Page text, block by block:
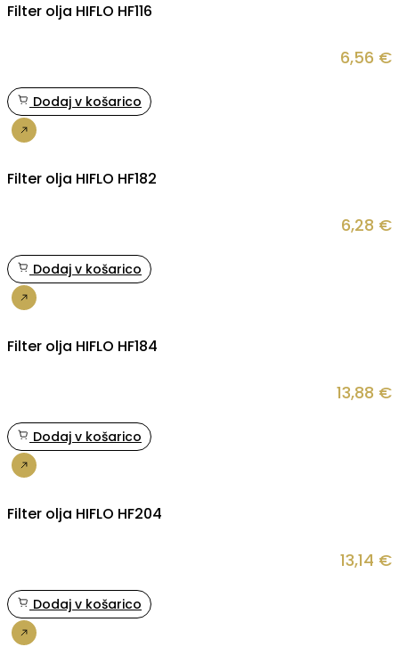
Filter olja HIFLO HF116
6,56 €
Dodaj v košarico
Filter olja HIFLO HF182
6,28 €
Dodaj v košarico
Filter olja HIFLO HF184
13,88 €
Dodaj v košarico
Filter olja HIFLO HF204
13,14 €
Dodaj v košarico